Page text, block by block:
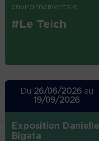
environnementale....
#Le Teich
Du 26/06/2026 au
19/09/2026
Exposition Danielle
Bigata